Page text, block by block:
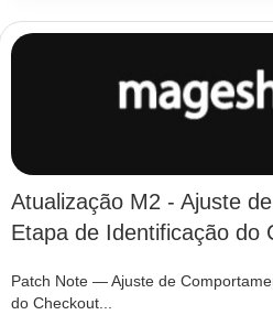
Atualização M2 - Ajuste
Etapa de Identificação do
Patch Note — Ajuste de
do Checkout...